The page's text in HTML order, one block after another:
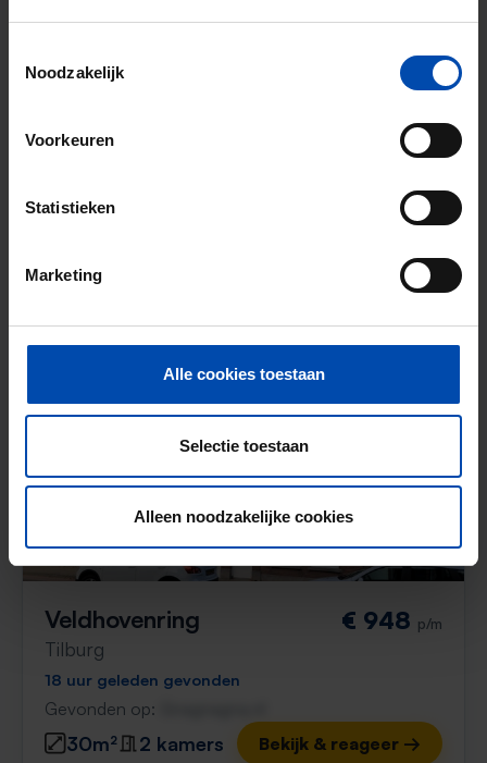
Noodzakelijk
Voorkeuren
Statistieken
Marketing
Alle cookies toestaan
Selectie toestaan
Alleen noodzakelijke cookies
Tilburg
40m² Bekijk & reageer →
Veldhovenring
Tilburg
€ 948 p/m
18 uur geleden gevonden
Gevonden op:
30m² 2 kamers Bekijk & reageer →